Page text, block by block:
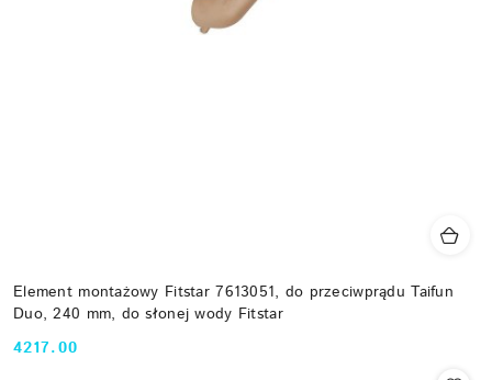
Element montażowy Fitstar 7613051, do przeciwprądu Taifun
Duo, 240 mm, do słonej wody Fitstar
Cena:
4217.00